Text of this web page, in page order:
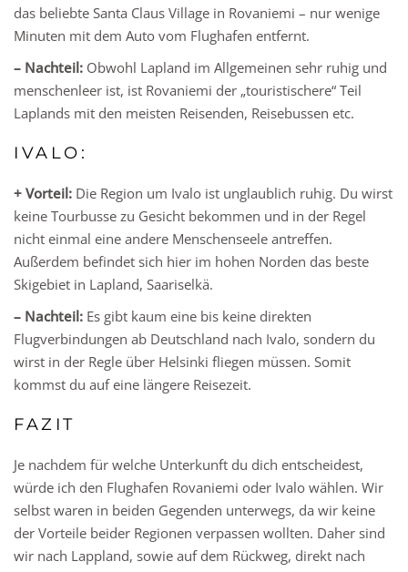
das beliebte Santa Claus Village in Rovaniemi – nur wenige
Minuten mit dem Auto vom Flughafen entfernt.
– Nachteil: Obwohl Lapland im Allgemeinen sehr ruhig und
menschenleer ist, ist Rovaniemi der „touristischere“ Teil
Laplands mit den meisten Reisenden, Reisebussen etc.
IVALO:
+ Vorteil: Die Region um Ivalo ist unglaublich ruhig. Du wirst
keine Tourbusse zu Gesicht bekommen und in der Regel
nicht einmal eine andere Menschenseele antreffen.
Außerdem befindet sich hier im hohen Norden das beste
Skigebiet in Lapland, Saariselkä.
– Nachteil: Es gibt kaum eine bis keine direkten
Flugverbindungen ab Deutschland nach Ivalo, sondern du
wirst in der Regle über Helsinki fliegen müssen. Somit
kommst du auf eine längere Reisezeit.
FAZIT
Je nachdem für welche Unterkunft du dich entscheidest,
würde ich den Flughafen Rovaniemi oder Ivalo wählen. Wir
selbst waren in beiden Gegenden unterwegs, da wir keine
der Vorteile beider Regionen verpassen wollten. Daher sind
wir nach Lappland, sowie auf dem Rückweg, direkt nach